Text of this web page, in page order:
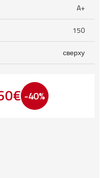
A+
150
сверху
€Текущая
цена:
-40%